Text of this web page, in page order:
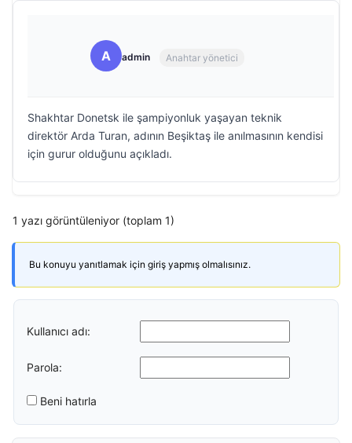
A admin Anahtar yönetici
Shakhtar Donetsk ile şampiyonluk yaşayan teknik
direktör Arda Turan, adının Beşiktaş ile anılmasının kendisi
için gurur olduğunu açıkladı.
1 yazı görüntüleniyor (toplam 1)
Bu konuyu yanıtlamak için giriş yapmış olmalısınız.
Kullanıcı adı:
Parola:
Beni hatırla